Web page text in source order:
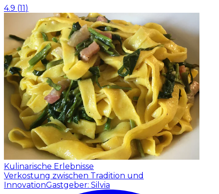
4.9 (11)
Kulinarische Erlebnisse
Verkostung zwischen Tradition und
InnovationGastgeber: Silvia